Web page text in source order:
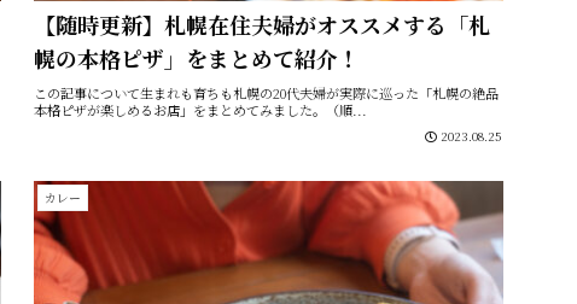
【随時更新】札幌在住夫婦がオススメする「札
幌の本格ピザ」をまとめて紹介！
この記事について生まれも育ちも札幌の20代夫婦が実際に巡った「札幌の絶品
本格ピザが楽しめるお店」をまとめてみました。（順...
2023.08.25
カレー